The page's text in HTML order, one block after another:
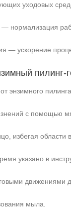
уходовых
— нормализация
— ускорение
энзимного
с помощью
избегая области
указано в
мыла.